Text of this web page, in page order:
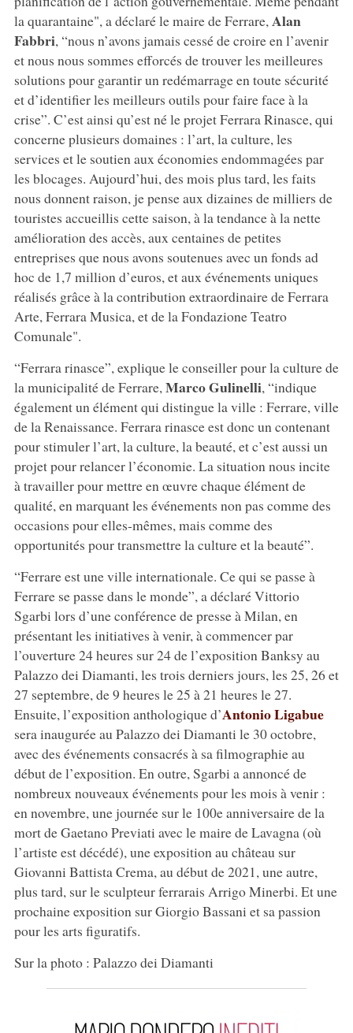
la quarantaine", a déclaré le maire de Ferrare, Alan
Fabbri, “nous n’avons jamais cessé de croire en l’avenir
et nous nous sommes efforcés de trouver les meilleures
solutions pour garantir un redémarrage en toute sécurité
et d’identifier les meilleurs outils pour faire face à la
crise”. C’est ainsi qu’est né le projet Ferrara Rinasce, qui
concerne plusieurs domaines : l’art, la culture, les
services et le soutien aux économies endommagées par
les blocages. Aujourd’hui, des mois plus tard, les faits
nous donnent raison, je pense aux dizaines de milliers de
touristes accueillis cette saison, à la tendance à la nette
amélioration des accès, aux centaines de petites
entreprises que nous avons soutenues avec un fonds ad
hoc de 1,7 million d’euros, et aux événements uniques
réalisés grâce à la contribution extraordinaire de Ferrara
Arte, Ferrara Musica, et de la Fondazione Teatro
Comunale".
“Ferrara rinasce”, explique le conseiller pour la culture de
la municipalité de Ferrare, Marco Gulinelli, “indique
également un élément qui distingue la ville : Ferrare, ville
de la Renaissance. Ferrara rinasce est donc un contenant
pour stimuler l’art, la culture, la beauté, et c’est aussi un
projet pour relancer l’économie. La situation nous incite
à travailler pour mettre en œuvre chaque élément de
qualité, en marquant les événements non pas comme des
occasions pour elles-mêmes, mais comme des
opportunités pour transmettre la culture et la beauté”.
“Ferrare est une ville internationale. Ce qui se passe à
Ferrare se passe dans le monde”, a déclaré Vittorio
Sgarbi lors d’une conférence de presse à Milan, en
présentant les initiatives à venir, à commencer par
l’ouverture 24 heures sur 24 de l’exposition Banksy au
Palazzo dei Diamanti, les trois derniers jours, les 25, 26 et
27 septembre, de 9 heures le 25 à 21 heures le 27.
Ensuite, l’exposition anthologique d’Antonio Ligabue
sera inaugurée au Palazzo dei Diamanti le 30 octobre,
avec des événements consacrés à sa filmographie au
début de l’exposition. En outre, Sgarbi a annoncé de
nombreux nouveaux événements pour les mois à venir :
en novembre, une journée sur le 100e anniversaire de la
mort de Gaetano Previati avec le maire de Lavagna (où
l’artiste est décédé), une exposition au château sur
Giovanni Battista Crema, au début de 2021, une autre,
plus tard, sur le sculpteur ferrarais Arrigo Minerbi. Et une
prochaine exposition sur Giorgio Bassani et sa passion
pour les arts figuratifs.
Sur la photo : Palazzo dei Diamanti